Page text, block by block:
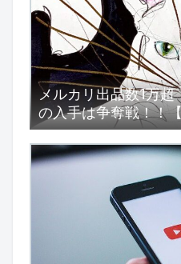
メルカリ出品数1万
の入手は争奪戦！！